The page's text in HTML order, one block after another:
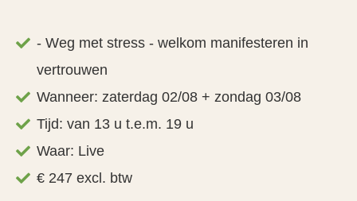
- Weg met stress - welkom manifesteren in
vertrouwen
Wanneer: zaterdag 02/08 + zondag 03/08
Tijd: van 13 u t.e.m. 19 u
Waar: Live
€ 247 excl. btw